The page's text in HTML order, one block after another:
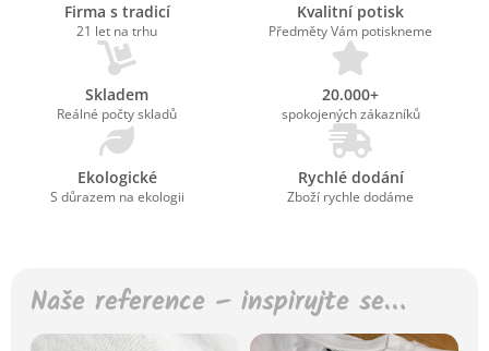
Firma s tradicí
21 let na trhu
Kvalitní potisk
Předměty Vám potiskneme
Skladem
Reálné počty skladů
20.000+
spokojených zákazníků
Ekologické
S důrazem na ekologii
Rychlé dodání
Zboží rychle dodáme
Naše reference – inspirujte se…